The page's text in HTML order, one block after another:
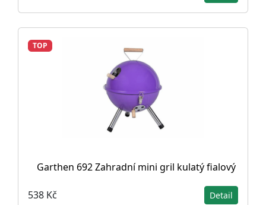
TOP
Garthen 692 Zahradní mini gril kulatý fialový
538 Kč Detail